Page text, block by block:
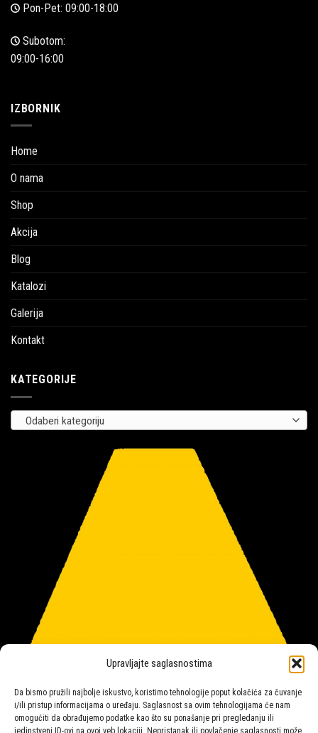
Upravljajte saglasnostima
Da bismo pružili najbolje iskustvo, koristimo tehnologije poput kolačića za čuvanje
i/ili pristup informacijama o uređaju. Saglasnost sa ovim tehnologijama će nam
omogućiti da obrađujemo podatke kao što su ponašanje pri pregledanju ili
Pon-Pet: 09:00-18:00
Subotom:
09:00-16:00
IZBORNIK
Home
O nama
Shop
Akcija
Blog
Katalozi
Galerija
Kontakt
KATEGORIJE
Odaberi kategoriju